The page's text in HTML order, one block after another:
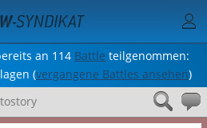
an 114 Battle teilgenommen:
(vergangene Battles ansehen)